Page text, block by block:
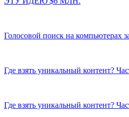
Голосовой поиск на компьютерах
Где взять уникальный контент?
Где взять уникальный контент?